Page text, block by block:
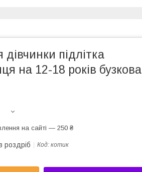
підлітка
на 12-18 років бузкова
на сайті — 250 ₴
роздріб Код: котик